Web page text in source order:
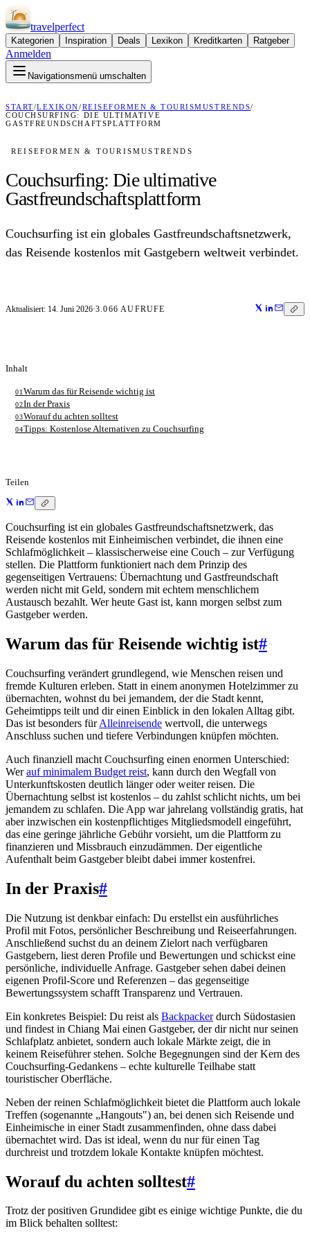
travelperfect
Kategorien Inspiration Deals Lexikon Kreditkarten Ratgeber
Anmelden
Navigationsmenü umschalten
START/LEXIKON/REISEFORMEN & TOURISMUSTRENDS/
COUCHSURFING: DIE ULTIMATIVE
GASTFREUNDSCHAFTSPLATTFORM
REISEFORMEN & TOURISMUSTRENDS
Couchsurfing: Die ultimative
Gastfreundschaftsplattform
Couchsurfing ist ein globales Gastfreundschaftsnetzwerk,
das Reisende kostenlos mit Gastgebern weltweit verbindet.
Aktualisiert: 14. Juni 2026·3.066 AUFRUFE
Inhalt
01 Warum das für Reisende wichtig ist
02In der Praxis
03Worauf du achten solltest
04Tipps: Kostenlose Alternativen zu Couchsurfing
Teilen
Couchsurfing ist ein globales Gastfreundschaftsnetzwerk, das
Reisende kostenlos mit Einheimischen verbindet, die ihnen eine
Schlafmöglichkeit – klassischerweise eine Couch – zur Verfügung
stellen. Die Plattform funktioniert nach dem Prinzip des
gegenseitigen Vertrauens: Übernachtung und Gastfreundschaft
werden nicht mit Geld, sondern mit echtem menschlichem
Austausch bezahlt. Wer heute Gast ist, kann morgen selbst zum
Gastgeber werden.
Warum das für Reisende wichtig ist#
Couchsurfing verändert grundlegend, wie Menschen reisen und
fremde Kulturen erleben. Statt in einem anonymen Hotelzimmer zu
übernachten, wohnst du bei jemandem, der die Stadt kennt,
Geheimtipps teilt und dir einen Einblick in den lokalen Alltag gibt.
Das ist besonders fürAlleinreisende wertvoll, die unterwegs
Anschluss suchen und tiefere Verbindungen knüpfen möchten.
Auch finanziell macht Couchsurfing einen enormen Unterschied:
Werauf minimalem Budget reist, kann durch den Wegfall von
Unterkunftskosten deutlich länger oder weiter reisen. Die
Übernachtung selbst ist kostenlos – du zahlst schlicht nichts, um bei
jemandem zu schlafen. Die App war jahrelang vollständig gratis, hat
aber inzwischen ein kostenpflichtiges Mitgliedsmodell eingeführt,
das eine geringe jährliche Gebühr vorsieht, um die Plattform zu
finanzieren und Missbrauch einzudämmen. Der eigentliche
Aufenthalt beim Gastgeber bleibt dabei immer kostenfrei.
In der Praxis#
Die Nutzung ist denkbar einfach: Du erstellst ein ausführliches
Profil mit Fotos, persönlicher Beschreibung und Reiseerfahrungen.
Anschließend suchst du an deinem Zielort nach verfügbaren
Gastgebern, liest deren Profile und Bewertungen und schickst eine
persönliche, individuelle Anfrage. Gastgeber sehen dabei deinen
eigenen Profil-Score und Referenzen – das gegenseitige
Bewertungssystem schafft Transparenz und Vertrauen.
Ein konkretes Beispiel: Du reist als Backpackerdurch Südostasien
und findest in Chiang Mai einen Gastgeber, der dir nicht nur seinen
Schlafplatz anbietet, sondern auch lokale Märkte zeigt, die in
keinem Reiseführer stehen. Solche Begegnungen sind der Kern des
Couchsurfing-Gedankens – echte kulturelle Teilhabe statt
touristischer Oberfläche.
Neben der reinen Schlafmöglichkeit bietet die Plattform auch lokale
Treffen (sogenannte „Hangouts") an, bei denen sich Reisende und
Einheimische in einer Stadt zusammenfinden, ohne dass dabei
übernachtet wird. Das ist ideal, wenn du nur für einen Tag
durchreist und trotzdem lokale Kontakte knüpfen möchtest.
Worauf du achten solltest#
Trotz der positiven Grundidee gibt es einige wichtige Punkte, die du
im Blick behalten solltest: